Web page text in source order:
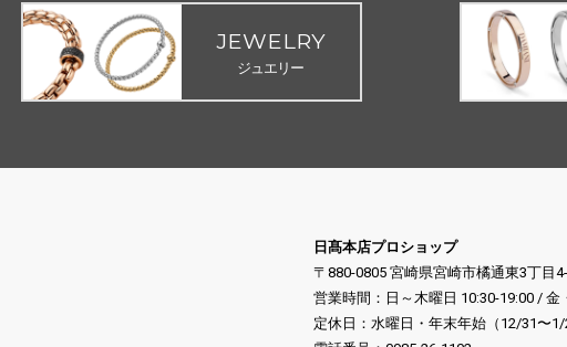
JEWELRY
ジュエリー
日髙本店プロショップ
〒880-0805 宮崎県宮崎市橘通東3丁目
営業時間：日～木曜日 10:30-19:00 / 金
定休日：水曜日・年末年始（12/31〜1/